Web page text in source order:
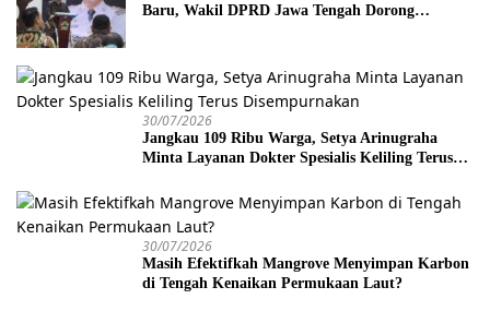
Baru, Wakil DPRD Jawa Tengah Dorong
30/07/2026
Jangkau 109 Ribu Warga, Setya Arinugraha
Minta Layanan Dokter Spesialis Keliling Terus
30/07/2026
Masih Efektifkah Mangrove Menyimpan Karbon
di Tengah Kenaikan Permukaan Laut?